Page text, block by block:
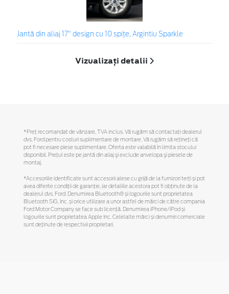
Jantă din aliaj 17" design cu 10 spițe, Argintiu Sparkle
Vizualizați detalii
*Preţ recomandat de vânzare, TVA inclus. Vă rugăm să contactaţi dealerul
dvs. Ford pentru costuri suplimentare de montare. Vă rugăm să reţineţi că
pot fi necesare piese suplimentare. Oferta este valabilă în limita stocului
disponibil. Preţul este pe jantă din aliaj şi exclude anvelopa şi piesele de
montaj.
*Accesoriile identificate sunt accesorii alese cu grijă de la furnizori terți și pot
avea diferite condiții de garanție, iar detaliile acestora pot fi obținute de la
dealerul dvs. Ford. Denumirea Bluetooth® și logourile sunt proprietatea
Bluetooth SIG, Inc. și orice utilizare a unor astfel de mărci de către compania
Ford Motor Company se face sub licență. Denumirea iPhone/iPod și
logourile sunt proprietatea Apple Inc. Celelalte mărci și denumiri comerciale
sunt deținute de respectivii proprietari.